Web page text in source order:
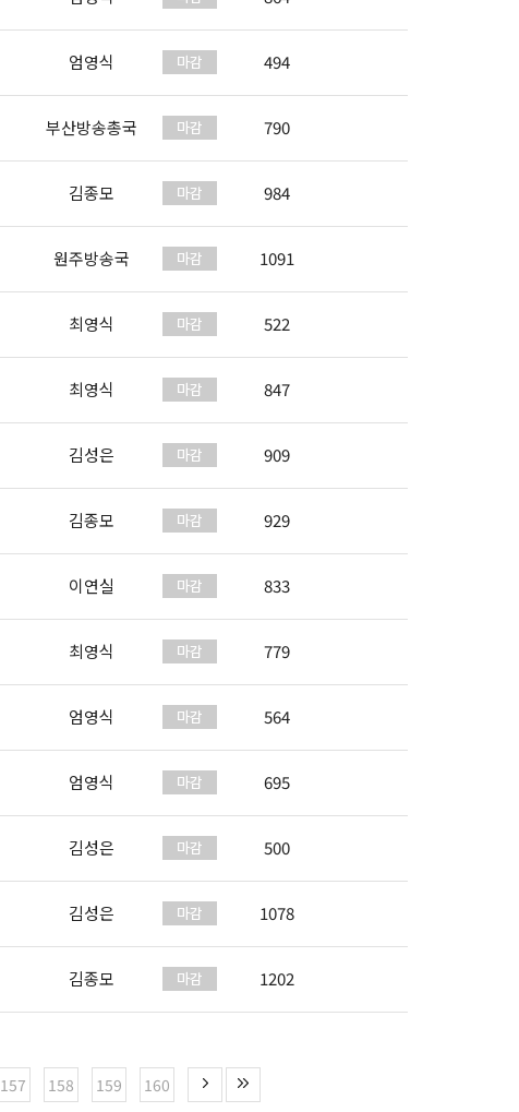
엄영식 494
부산방송총국 790
김종모 984
원주방송국 1091
최영식 522
최영식 847
김성은 909
김종모 929
이연실 833
최영식 779
엄영식 564
엄영식 695
김성은 500
김성은 1078
김종모 1202
157 158 159 160